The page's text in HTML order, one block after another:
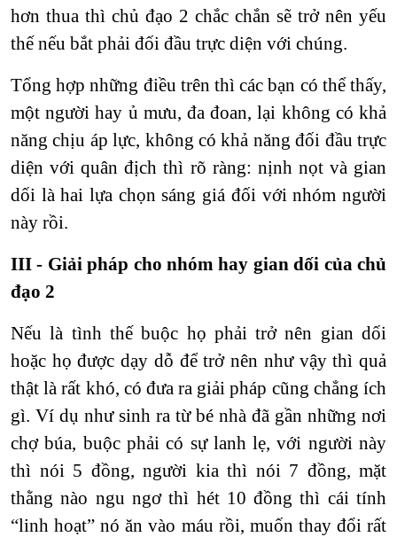
hơn thua thì chủ đạo 2 chắc chắn sẽ trở nên yếu
thế nếu bắt phải đối đầu trực diện với chúng.
Tổng hợp những điều trên thì các bạn có thể thấy,
một người hay ủ mưu, đa đoan, lại không có khả
năng chịu áp lực, không có khả năng đối đầu trực
diện với quân địch thì rõ ràng: nịnh nọt và gian
dối là hai lựa chọn sáng giá đối với nhóm người
này rồi.
III - Giải pháp cho nhóm hay gian dối của chủ
đạo 2
Nếu là tình thế buộc họ phải trở nên gian dối
hoặc họ được dạy dỗ để trở nên như vậy thì quả
thật là rất khó, có đưa ra giải pháp cũng chẳng ích
gì. Ví dụ như sinh ra từ bé nhà đã gần những nơi
chợ búa, buộc phải có sự lanh lẹ, với người này
thì nói 5 đồng, người kia thì nói 7 đồng, mặt
thằng nào ngu ngơ thì hét 10 đồng thì cái tính
“linh hoạt” nó ăn vào máu rồi, muốn thay đổi rất